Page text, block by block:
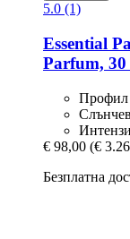
5.0 (1)
Essential
Parfum,
Профил
€ 98,00 (€
Безплатна